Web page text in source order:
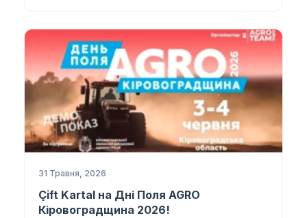
31 Травня, 2026
Çift Kartal на Дні Поля AGRO
Кіровоградщина 2026!